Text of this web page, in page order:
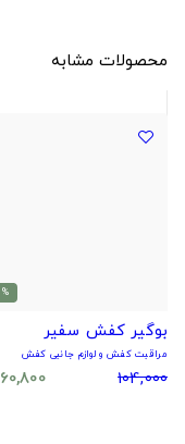
محصولات مشابه
% 42
بوگیر کفش سفیر
مراقبت کفش و لوازم جانبی کفش
104,000
60,800